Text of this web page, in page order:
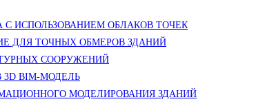
С ИСПОЛЬЗОВАНИЕМ ОБЛАКОВ ТОЧЕК
ДЛЯ ТОЧНЫХ ОБМЕРОВ ЗДАНИЙ
СООРУЖЕНИЙ
BIM-МОДЕЛЬ
МОДЕЛИРОВАНИЯ ЗДАНИЙ